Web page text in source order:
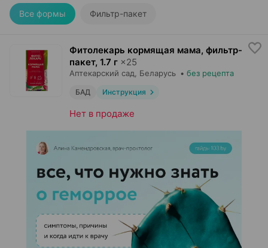
Все формы Фильтр-пакет
Фитолекарь кормящая мама, фильтр-
пакет, 1.7 г ×25
Аптекарский сад , Беларусь • без рецепта
БАД Инструкция
Нет в продаже